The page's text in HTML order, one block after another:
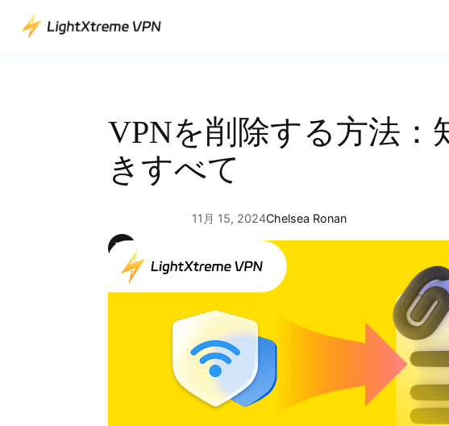
VPNを削除する方法：
きすべて
11月 15, 2024Chelsea Ronan